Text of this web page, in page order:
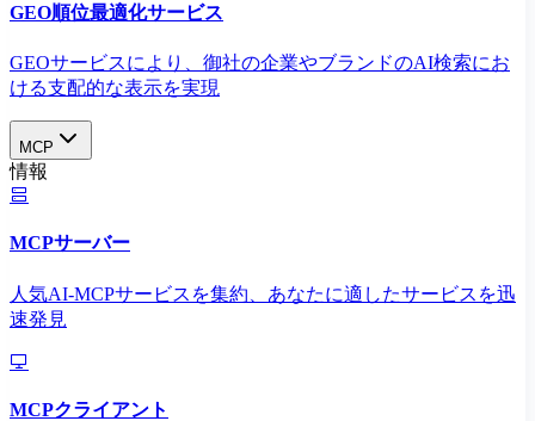
GEO順位最適化サービス
GEOサービスにより、御社の企業やブランドのAI検索にお
ける支配的な表示を実現​
MCP
情報
MCPサーバー
人気AI-MCPサービスを集約、あなたに適したサービスを迅
速発見
MCPクライアント